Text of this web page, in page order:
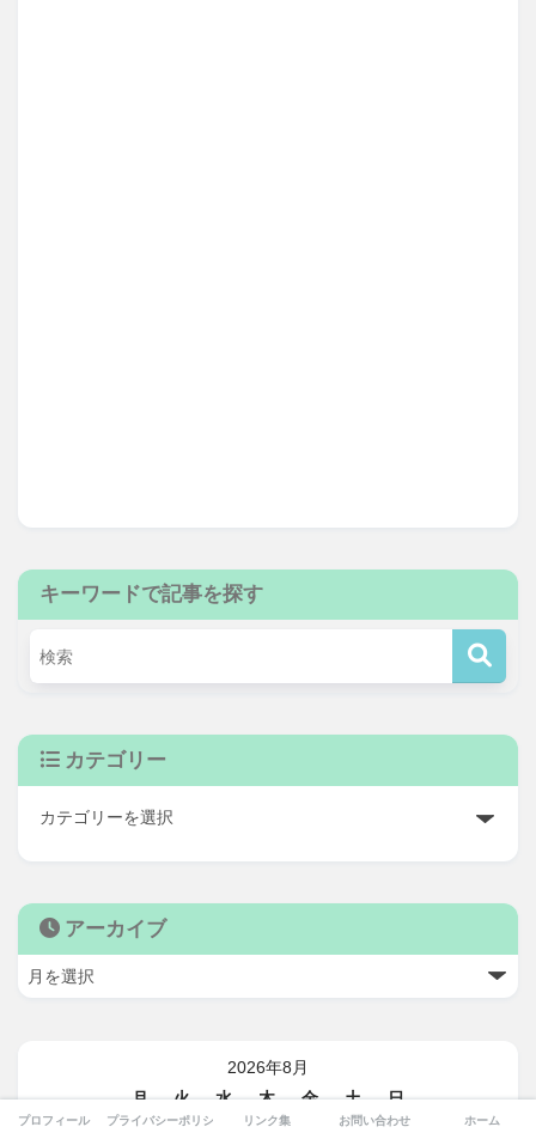
キーワードで記事を探す
カテゴリー
アーカイブ
2026年8月
月
火 水 木 金 土
日
1
2
プロフィール プライバシーポリシー リンク集 お問い合わせ ホーム